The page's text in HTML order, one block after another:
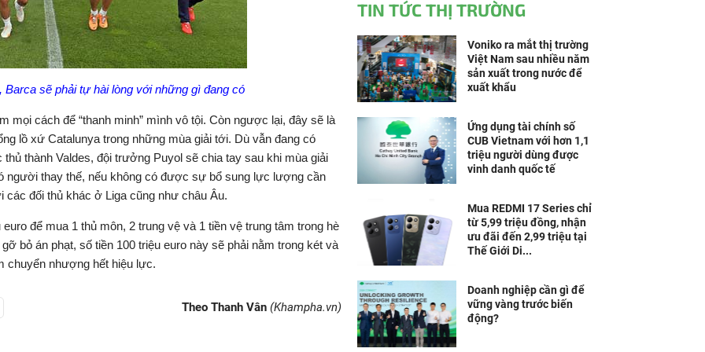
sẽ phải tự hài lòng với những gì đang có
mọi cách để “thanh minh” mình vô tội. Còn ngược lại, đây sẽ là
lồ xứ Catalunya trong những mùa giải tới. Dù vẫn đang có
thành Valdes, đội trưởng Puyol sẽ chia tay sau khi mùa giải
người thay thế, nếu không có được sự bổ sung lực lượng cần
đối thủ khác ở Liga cũng như châu Âu.
để mua 1 thủ môn, 2 trung vệ và 1 tiền vệ trung tâm trong hè
bỏ án phạt, số tiền 100 triệu euro này sẽ phải nằm trong két và
chuyển nhượng hết hiệu lực.
Theo Thanh Vân (Khampha.vn)
TIN TỨC THỊ TRƯỜNG
Voniko ra mắt thị trường
Việt Nam sau nhiều năm
sản xuất trong nước để
xuất khẩu
Ứng dụng tài chính số
CUB Vietnam với hơn 1,1
triệu người dùng được
vinh danh quốc tế
Mua REDMI 17 Series chỉ
từ 5,99 triệu đồng, nhận
ưu đãi đến 2,99 triệu tại
Thế Giới Di...
Doanh nghiệp cần gì để
vững vàng trước biến
động?